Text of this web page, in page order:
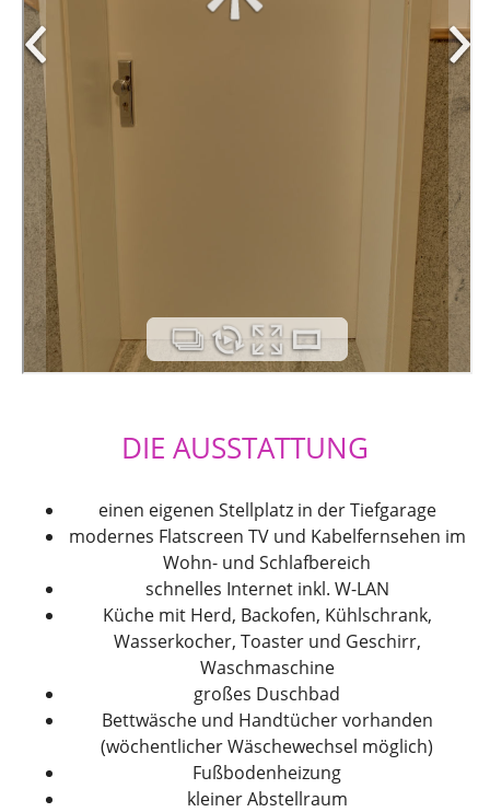
DIE AUSSTATTUNG
einen eigenen Stellplatz in der Tiefgarage
modernes Flatscreen TV und Kabelfernsehen im
Wohn- und Schlafbereich
schnelles Internet inkl. W-LAN
Küche mit Herd, Backofen, Kühlschrank,
Wasserkocher, Toaster und Geschirr,
Waschmaschine
großes Duschbad
Bettwäsche und Handtücher vorhanden
(wöchentlicher Wäschewechsel möglich)
Fußbodenheizung
kleiner Abstellraum